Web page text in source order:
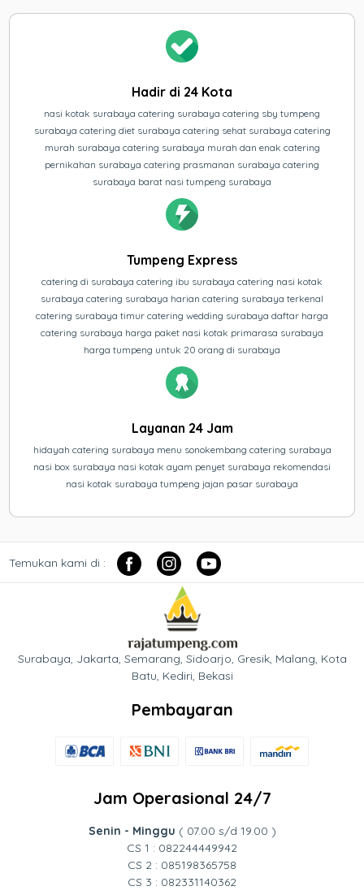
Hadir di 24 Kota
nasi kotak surabaya catering surabaya catering sby tumpeng
surabaya catering diet surabaya catering sehat surabaya catering
murah surabaya catering surabaya murah dan enak catering
pernikahan surabaya catering prasmanan surabaya catering
surabaya barat nasi tumpeng surabaya
Tumpeng Express
catering di surabaya catering ibu surabaya catering nasi kotak
surabaya catering surabaya harian catering surabaya terkenal
catering surabaya timur catering wedding surabaya daftar harga
catering surabaya harga paket nasi kotak primarasa surabaya
harga tumpeng untuk 20 orang di surabaya
Layanan 24 Jam
hidayah catering surabaya menu sonokembang catering surabaya
nasi box surabaya nasi kotak ayam penyet surabaya rekomendasi
nasi kotak surabaya tumpeng jajan pasar surabaya
Temukan kami di :
Surabaya, Jakarta, Semarang, Sidoarjo, Gresik, Malang, Kota
Batu, Kediri, Bekasi
Pembayaran
Jam Operasional 24/7
Senin - Minggu ( 07.00 s/d 19.00 )
CS 1 : 082244449942
CS 2 : 085198365758
CS 3 : 082331140362